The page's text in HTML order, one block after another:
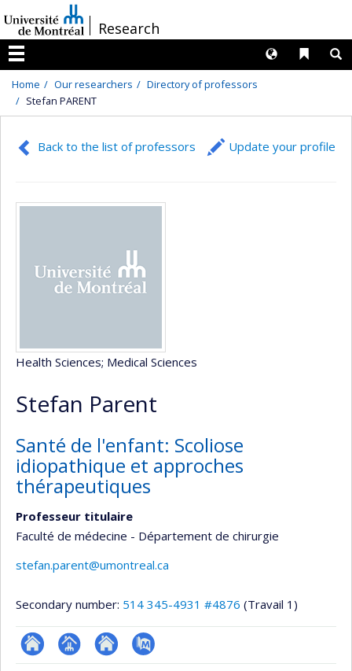
au
contenu
/Research
Menu
Liens
Langues
Home Our researchers
Directory of professors
Stefan PARENT
Back to the list of professors Update your profile
Health Sciences; Medical Sciences
Stefan Parent
Santé de l'enfant: Scoliose
idiopathique et approches
thérapeutiques
Professeur titulaire
Faculté de médecine - Département de chirurgie
stefan.parent@umontreal.ca
Secondary number: 514 345-4931 #4876 (Travail 1)
ResearchGate
Page Site
PubMed